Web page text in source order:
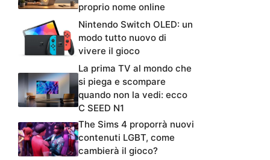
proprio nome online
Nintendo Switch OLED: un
modo tutto nuovo di
vivere il gioco
La prima TV al mondo che
si piega e scompare
quando non la vedi: ecco
C SEED N1
The Sims 4 proporrà nuovi
contenuti LGBT, come
cambierà il gioco?